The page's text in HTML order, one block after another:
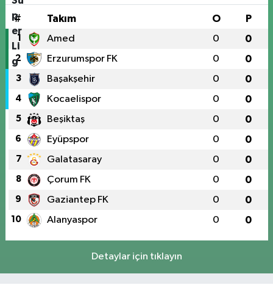
# Takım O P
1 Amed 0 0
2 Erzurumspor FK 0 0
3 Başakşehir 0 0
4 Kocaelispor 0 0
5 Beşiktaş 0 0
6 Eyüpspor 0 0
7 Galatasaray 0 0
8 Çorum FK 0 0
9 Gaziantep FK 0 0
10 Alanyaspor 0 0
Detaylar için tıklayın